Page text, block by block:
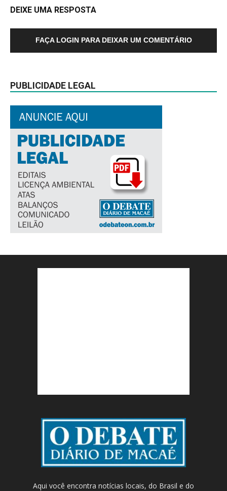
DEIXE UMA RESPOSTA
FAÇA LOGIN PARA DEIXAR UM COMENTÁRIO
PUBLICIDADE LEGAL
Aqui você encontra notícias locais, do Brasil e do